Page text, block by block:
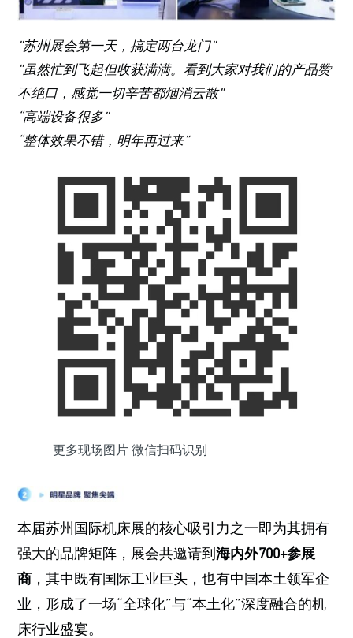
"苏州展会第一天，搞定两台龙门"
"虽然忙到飞起但收获满满。看到大家对我们的产品赞
不绝口，感觉一切辛苦都烟消云散"
“高端设备很多”
“整体效果不错，明年再过来”
更多现场图片 微信扫码识别
本届苏州国际机床展的核心吸引力之一即为其拥有
强大的品牌矩阵，展会共邀请到海内外700+参展
商 ，其中既有国际工业巨头，也有中国本土领军企
业，形成了一场“全球化”与“本土化”深度融合的机
床行业盛宴。